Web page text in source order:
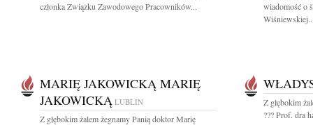
członka Związku Zawodowego Pracowników...
wiadomość o
MARIĘ JAKOWICKĄ MARIĘ
JAKOWICKĄ LUBLIN
Z głębokim żalem żegnamy Panią doktor Marię
Z głębokim
??? Prof. dra